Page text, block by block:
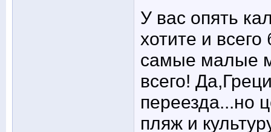
У вас опять
хотите и
самые малые
всего!
переезда...но
пляж и